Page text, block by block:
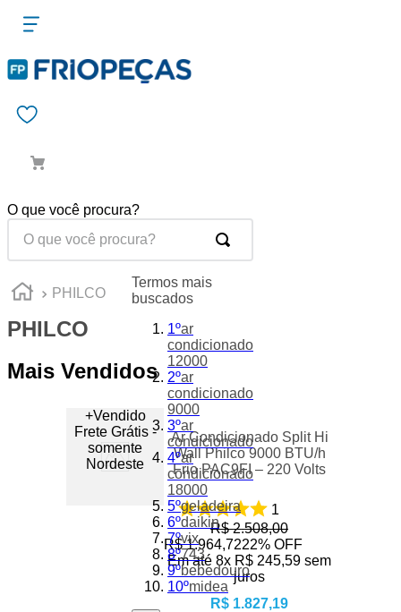
O que você procura?
PHILCO
PHILCO
Mais Vendidos
+Vendido
Frete Grátis -
somente
Nordeste
Ar Condicionado Split Hi
Wall Philco 9000 BTU/h
Frio PAC9FI – 220 Volts
1
R$ 2.508,00
R$ 1.964,7222% OFF
Em até8x R$ 245,59 sem
juros
R$ 1.827,19
Termos mais
buscados
1ºar
condicionado
12000
2ºar
condicionado
9000
3ºar
condicionado
4ºar
condicionado
18000
5ºgeladeira
6ºdaikin
7ºvix
8º743
9ºbebedouro
10ºmidea